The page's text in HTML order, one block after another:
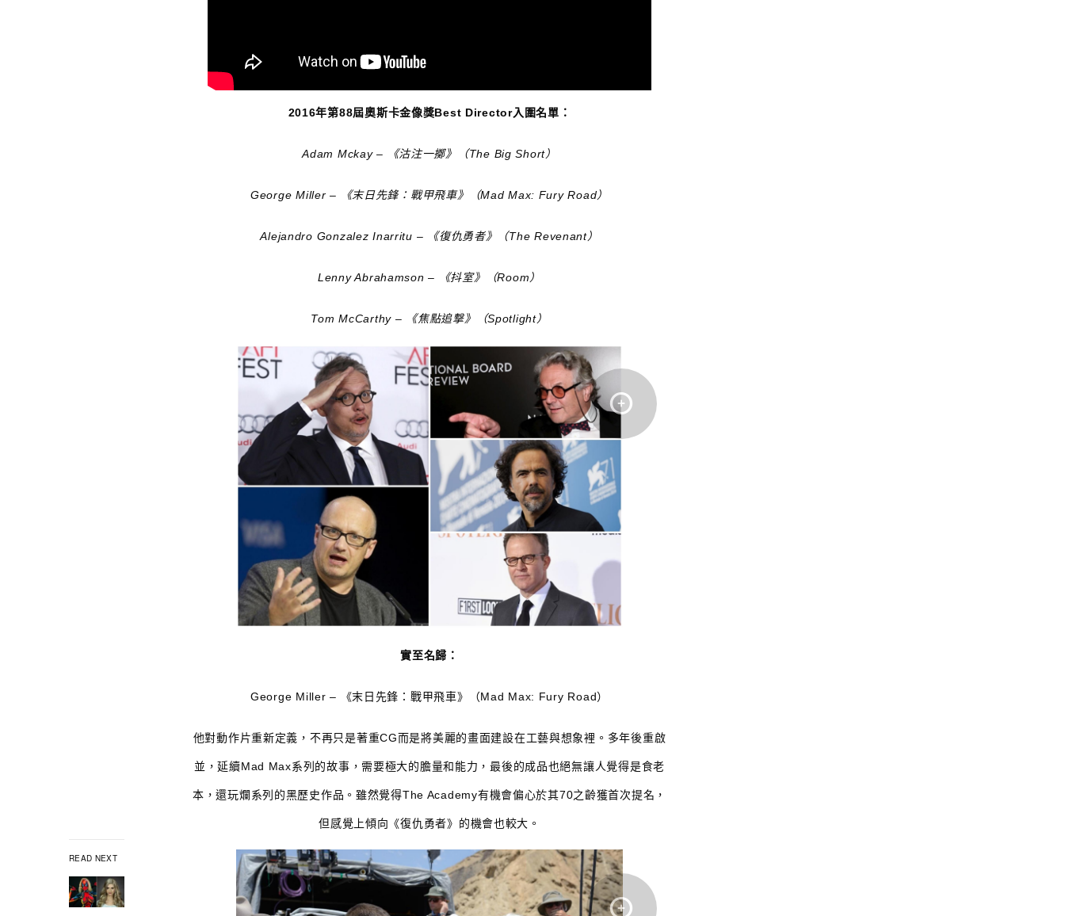
READ NEXT
2016年第88屆奧斯卡金像獎Best Director入圍名單：
Adam Mckay – 《沽注一擲》（The Big Short）
George Miller – 《末日先鋒：戰甲飛車》（Mad Max: Fury Road）
Alejandro Gonzalez Inarritu – 《復仇勇者》（The Revenant）
Lenny Abrahamson – 《抖室》（Room）
Tom McCarthy – 《焦點追撃》（Spotlight）
實至名歸：
George Miller – 《末日先鋒：戰甲飛車》（Mad Max: Fury Road）
他對動作片重新定義，不再只是著重CG而是將美麗的畫面建設在工藝與想象裡。多年後重啟
並，延續Mad Max系列的故事，需要極大的膽量和能力，最後的成品也絕無讓人覺得是食老
本，還玩爛系列的黑歷史作品。雖然覺得The Academy有機會偏心於其70之齡獲首次提名，
但感覺上傾向《復仇勇者》的機會也較大。